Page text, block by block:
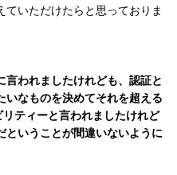
いただけたらと思っておりま
われましたけれども、認証と
いなものを決めてそれを超える
ティーと言われましたけれど
ということが間違いないように